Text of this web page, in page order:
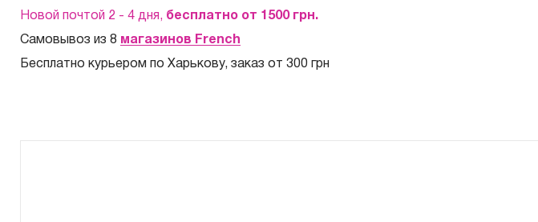
Новой почтой 2 - 4 дня, бесплатно от 1500 грн.
Самовывоз из 8 магазинов French
Бесплатно курьером по Харькову, заказ от 300 грн